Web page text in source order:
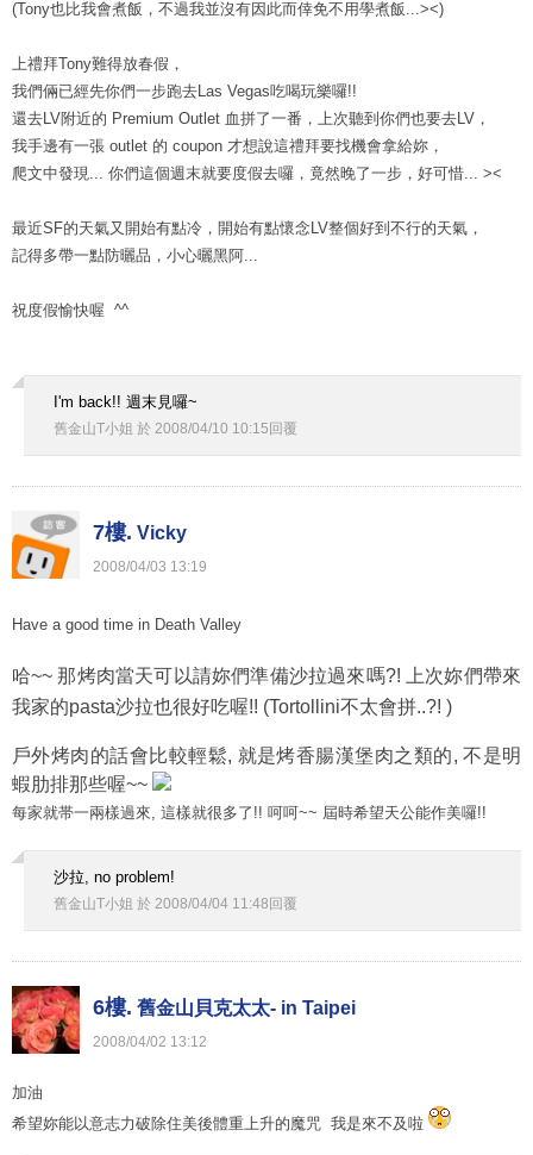
(Tony也比我會煮飯，不過我並沒有因此而倖免不用學煮飯...><)
上禮拜Tony難得放春假，
我們倆已經先你們一步跑去Las Vegas吃喝玩樂囉!!
還去LV附近的 Premium Outlet 血拼了一番，上次聽到你們也要去LV，
我手邊有一張 outlet 的 coupon 才想說這禮拜要找機會拿給妳，
爬文中發現... 你們這個週末就要度假去囉，竟然晚了一步，好可惜... ><
最近SF的天氣又開始有點冷，開始有點懷念LV整個好到不行的天氣，
記得多帶一點防曬品，小心曬黑阿...
祝度假愉快喔 ^^
I'm back!! 週末見囉~
舊金山T小姐 於 2008/04/10 10:15 回覆
7樓. Vicky
2008/04/03 13:19
Have a good time in Death Valley
哈~~ 那烤肉當天可以請妳們準備沙拉過來嗎?! 上次妳們帶來
我家的pasta沙拉也很好吃喔!! (Tortollini不太會拼..?! )
戶外烤肉的話會比較輕鬆, 就是烤香腸漢堡肉之類的, 不是明
蝦肋排那些喔~~
每家就帯一兩樣過來, 這樣就很多了!! 呵呵~~ 屆時希望天公能作美囉!!
沙拉, no problem!
舊金山T小姐 於 2008/04/04 11:48回覆
6樓. 舊金山貝克太太- in Taipei
2008/04/02 13:12
加油
希望妳能以意志力破除住美後體重上升的魔咒 我是來不及啦